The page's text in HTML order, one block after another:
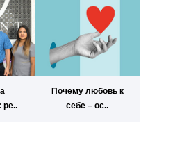
ре..
Почему любовь к
себе – ос..